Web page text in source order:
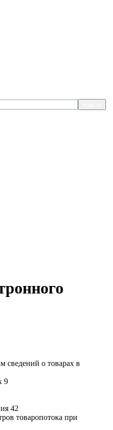
сведений о товарах в
9
42
товаропотока при